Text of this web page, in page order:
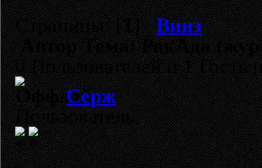
Страницы: [1]Вниз
АвторТема: РокАда
0 Пользователей и 1 Гость
Cерж
Пользователь